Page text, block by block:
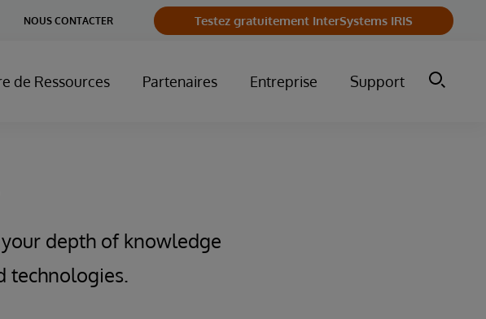
NOUS CONTACTER Testez gratuitement InterSystems IRIS
de Ressources Partenaires Entreprise Support
depth of knowledge
technologies.